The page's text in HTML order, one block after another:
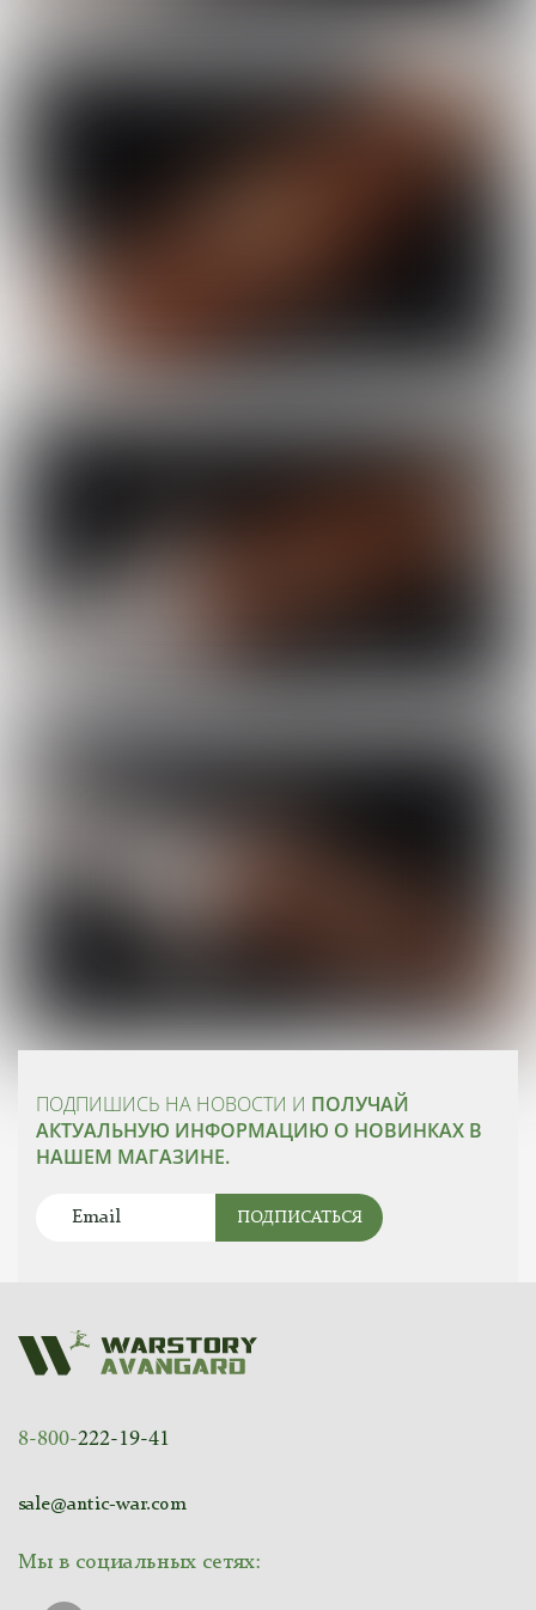
ПОДПИШИСЬ НА НОВОСТИ И ПОЛУЧАЙ
АКТУАЛЬНУЮ ИНФОРМАЦИЮ О НОВИНКАХ В
НАШЕМ МАГАЗИНЕ.
ПОДПИСАТЬСЯ
8-800-222-19-41
sale@antic-war.com
Мы в социальных сетях: